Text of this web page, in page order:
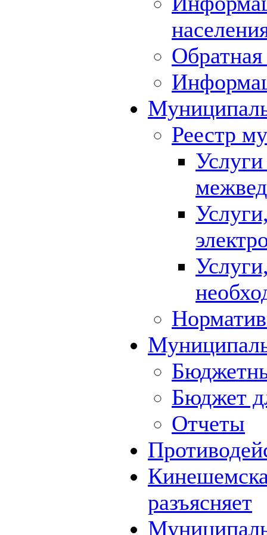
Обратная
Реестр
Бюджет
Отчеты
разъясняет